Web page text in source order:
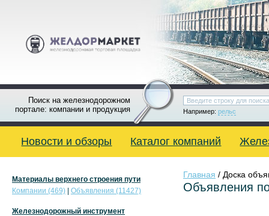
Поиск на железнодорожном
портале: компании и продукция
Например: рельс
Новости и обзоры Каталог компаний
Главная / Доска
Объявления
Материалы верхнего строения пути
Компании (469)
Объявления (11427)
Железнодорожный инструмент